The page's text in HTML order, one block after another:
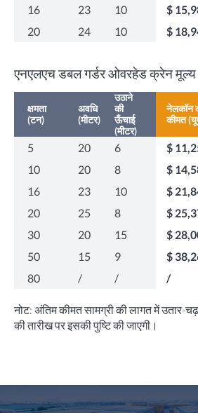
16 23 10 $
20
24 10 $
एनएलएच डबल गर्डर ओवरहेड क्रेन
क्षमता
(टन)
अवधि
(मीटर)
उठाने
की
ऊँचाई
(मीटर)
नेलकॉन
कीमत
5 20 6 $
10
20 8 $
16
23 10 $
20
25 8 $
30
20 15 $
50
15 9 $
80
/ / /
नोट: अंतिम कीमत सामग्री की लागत में उतार-
की तारीख पर इसकी पुष्टि की जाएगी।